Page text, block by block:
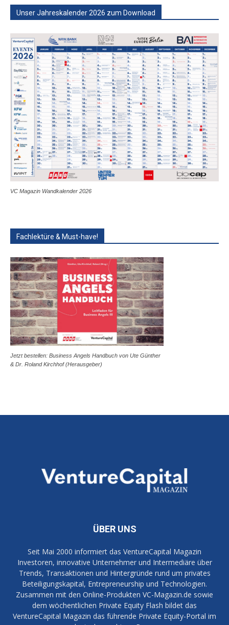
Unser Jahreskalender 2026 zum Download
VC Magazin Wandkalender 2026
Fachlektüre & Must-have!
Jetzt bestellen: Business Angels Handbuch von Ute Günther
& Dr. Roland Kirchhof (Herausgeber)
ÜBER UNS
Seit Mai 2000 informiert das VentureCapital Magazin
Investoren, innovative Unternehmer und Intermediäre über
Trends, Transaktionen und Hintergründe rund um privates
Beteiligungskapital, Entrepreneurship und Technologien.
Zusammen mit den Online-Produkten VC-Magazin.de sowie
dem wöchentlichen Private Equity Flash bildet das
VentureCapital Magazin das führende Private Equity-Portal im